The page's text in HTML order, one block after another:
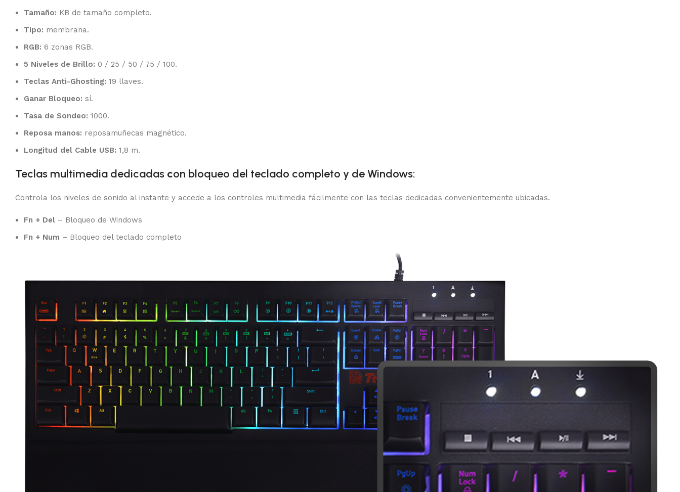
Tamaño: KB de tamaño completo.
Tipo: membrana.
RGB: 6 zonas RGB.
5 Niveles de Brillo: 0 / 25 / 50 / 75 / 100.
Teclas Anti-Ghosting: 19 llaves.
Ganar Bloqueo: sí.
Tasa de Sondeo: 1000.
Reposa manos: reposamuñecas magnético.
Longitud del Cable USB: 1,8 m.
Teclas multimedia dedicadas con bloqueo del teclado completo y de Windows:
Controla los niveles de sonido al instante y accede a los controles multimedia fácilmente con las teclas dedicadas convenientemente ubicadas.
Fn + Del – Bloqueo de Windows
Fn + Num – Bloqueo del teclado completo